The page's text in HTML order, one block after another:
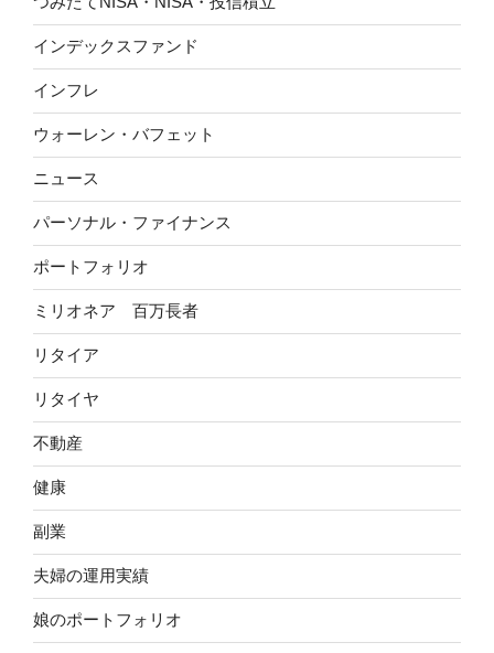
インデックスファンド
インフレ
ウォーレン・バフェット
ニュース
パーソナル・ファイナンス
ポートフォリオ
ミリオネア 百万長者
リタイア
リタイヤ
不動産
健康
副業
夫婦の運用実績
娘のポートフォリオ